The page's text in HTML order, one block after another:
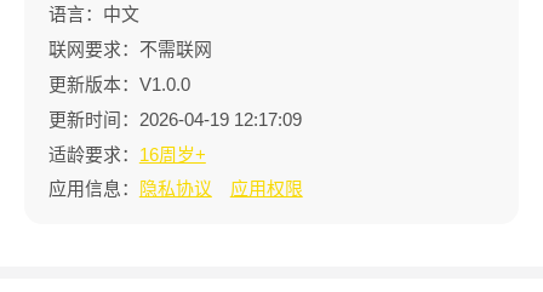
语言：中文
联网要求：不需联网
更新版本：V1.0.0
更新时间：2026-04-19 12:17:09
适龄要求： 16周岁+
应用信息：
隐私协议 应用权限